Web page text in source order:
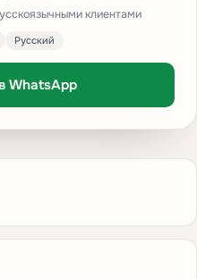
клиентами
Русский
WhatsApp